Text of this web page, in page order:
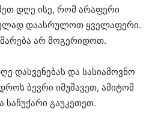
დღე ისე, რომ არაფერი
დაასრულოთ ყველაფერი.
არ მოგერიდოთ.
დასვენებას და სასიამოვნო
ბევრი იმუშავეთ, ამიტომ
საჩუქარი გაუკეთეთ.